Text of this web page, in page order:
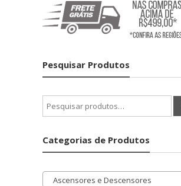
Pesquisar Produtos
por:
Categorias de Produtos
Ascensores e Descensores